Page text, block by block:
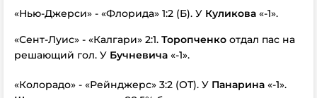
«Нью-Джерси» - «Флорида» 1:2 (Б). У Куликова «-1».
«Сент-Луис» - «Калгари» 2:1. Торопченко отдал пас на
решающий гол. У Бучневича «-1».
«Колорадо» - «Рейнджерс» 3:2 (ОТ). У Панарина «-1».